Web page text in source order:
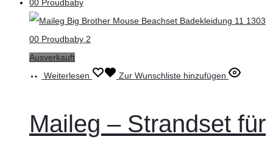
Ausverkauft
Weiterlesen
Zur Wunschliste hinzufügen
Maileg – Strandset für